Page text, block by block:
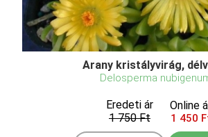
Arany kristályvirág,
Delosperma
Eredeti ár
1 750 Ft
Online
1 450